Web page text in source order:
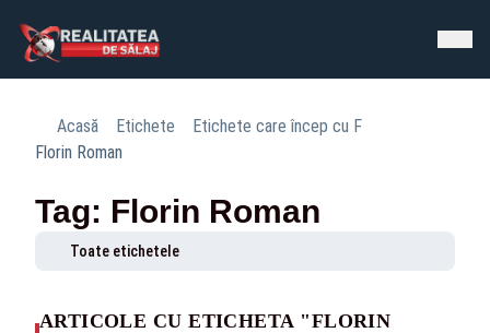
Acasă Etichete
Etichete care încep cu F
Florin Roman
Tag: Florin Roman
Toate etichetele
ARTICOLE CU ETICHETA "FLORIN